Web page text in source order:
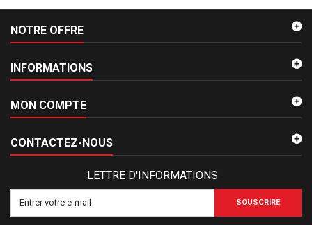
NOTRE OFFRE
INFORMATIONS
MON COMPTE
CONTACTEZ-NOUS
LETTRE D'INFORMATIONS
SOUSCRIRE